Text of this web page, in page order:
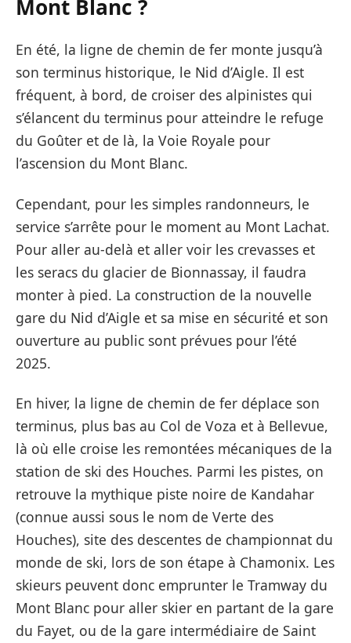
Mont Blanc ?
En été, la ligne de chemin de fer monte jusqu’à
son terminus historique, le Nid d’Aigle. Il est
fréquent, à bord, de croiser des alpinistes qui
s’élancent du terminus pour atteindre le refuge
du Goûter et de là, la Voie Royale pour
l’ascension du Mont Blanc.
Cependant, pour les simples randonneurs, le
service s’arrête pour le moment au Mont Lachat.
Pour aller au-delà et aller voir les crevasses et
les seracs du glacier de Bionnassay, il faudra
monter à pied. La construction de la nouvelle
gare du Nid d’Aigle et sa mise en sécurité et son
ouverture au public sont prévues pour l’été
2025.
En hiver, la ligne de chemin de fer déplace son
terminus, plus bas au Col de Voza et à Bellevue,
là où elle croise les remontées mécaniques de la
station de ski des Houches. Parmi les pistes, on
retrouve la mythique piste noire de Kandahar
(connue aussi sous le nom de Verte des
Houches), site des descentes de championnat du
monde de ski, lors de son étape à Chamonix. Les
skieurs peuvent donc emprunter le Tramway du
Mont Blanc pour aller skier en partant de la gare
du Fayet, ou de la gare intermédiaire de Saint